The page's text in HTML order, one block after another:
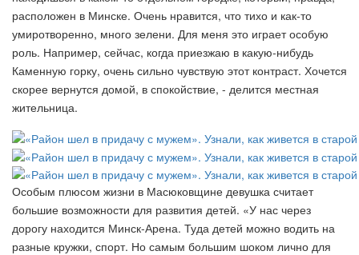
расположен в Минске. Очень нравится, что тихо и как-то
умиротворенно, много зелени. Для меня это играет особую
роль. Например, сейчас, когда приезжаю в какую-нибудь
Каменную горку, очень сильно чувствую этот контраст. Хочется
скорее вернутся домой, в спокойствие, - делится местная
жительница.
Особым плюсом жизни в Масюковщине девушка считает
большие возможности для развития детей. «У нас через
дорогу находится Минск-Арена. Туда детей можно водить на
разные кружки, спорт. Но самым большим шоком лично для